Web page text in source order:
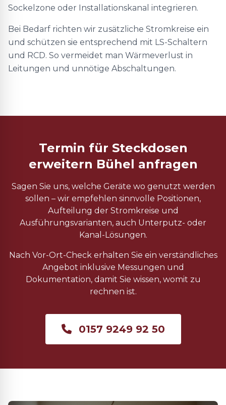
Sockelzone oder Installationskanal integrieren.
Bei Bedarf richten wir zusätzliche Stromkreise ein
und schützen sie entsprechend mit LS-Schaltern
und RCD. So vermeidet man Wärmeverlust in
Leitungen und unnötige Abschaltungen.
Termin für Steckdosen
erweitern Bühel anfragen
Sagen Sie uns, welche Geräte wo genutzt werden
sollen – wir empfehlen sinnvolle Positionen,
Aufteilung der Stromkreise und
Ausführungsvarianten, auch Unterputz- oder
Kanal-Lösungen.
Nach Vor-Ort-Check erhalten Sie ein verständliches
Angebot inklusive Messungen und
Dokumentation, damit Sie wissen, womit zu
rechnen ist.
0157 9249 92 50